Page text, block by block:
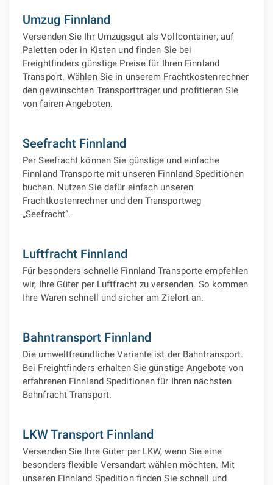
Umzug Finnland
Versenden Sie Ihr Umzugsgut als Vollcontainer, auf
Paletten oder in Kisten und finden Sie bei
Freightfinders günstige Preise für Ihren Finnland
Transport. Wählen Sie in unserem Frachtkostenrechner
den gewünschten Transportträger und profitieren Sie
von fairen Angeboten.
Seefracht Finnland
Per Seefracht können Sie günstige und einfache
Finnland Transporte mit unseren Finnland Speditionen
buchen. Nutzen Sie dafür einfach unseren
Frachtkostenrechner und den Transportweg
„Seefracht“.
Luftfracht Finnland
Für besonders schnelle Finnland Transporte empfehlen
wir, Ihre Güter per Luftfracht zu versenden. So kommen
Ihre Waren schnell und sicher am Zielort an.
Bahntransport Finnland
Die umweltfreundliche Variante ist der Bahntransport.
Bei Freightfinders erhalten Sie günstige Angebote von
erfahrenen Finnland Speditionen für Ihren nächsten
Bahnfracht Transport.
LKW Transport Finnland
Versenden Sie Ihre Güter per LKW, wenn Sie eine
besonders flexible Versandart wählen möchten. Mit
unseren Finnland Spedition finden Sie schnell und